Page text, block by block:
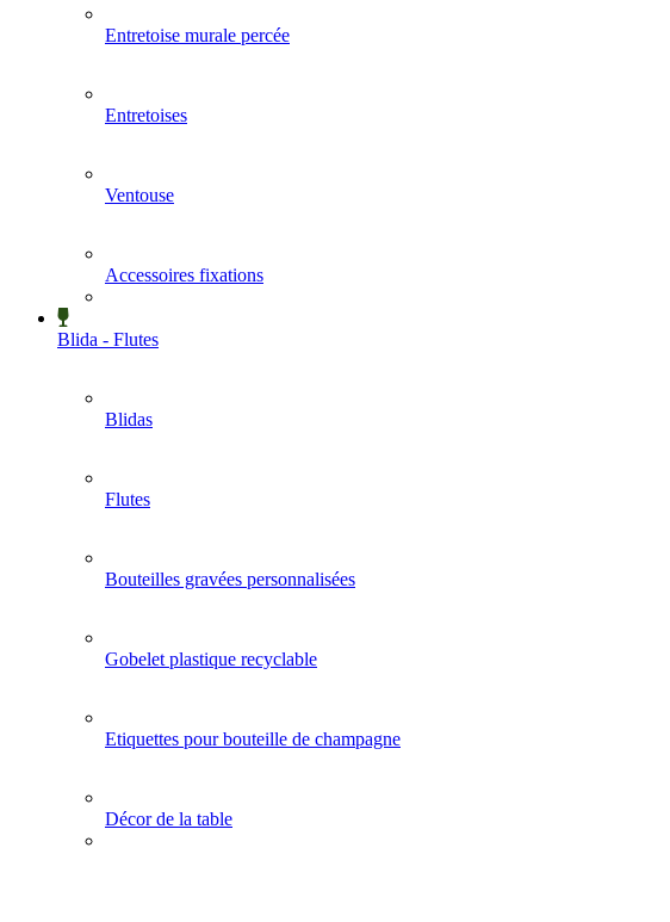
Entretoise murale percée
Entretoises
Ventouse
Accessoires fixations
Blida - Flutes
Blidas
Flutes
Bouteilles gravées personnalisées
Gobelet plastique recyclable
Etiquettes pour bouteille de champagne
Décor de la table